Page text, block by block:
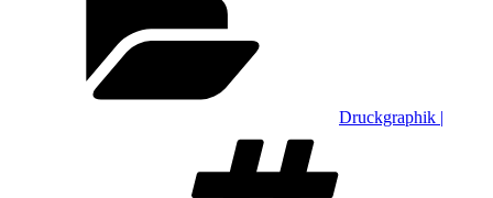
Druckgraphik |